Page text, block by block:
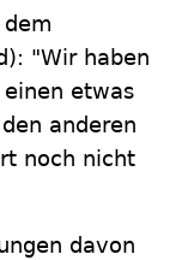
"Wir haben
etwas
anderen
noch nicht
davon